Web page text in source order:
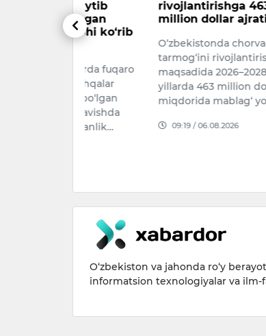
ishi ko‘rib
rivojlantirishga 463
million dollar ajratiladi
O‘zbekistonda chorvachilik
tarmog‘ini rivojlantirish
maqsadida 2026–2028
yillarda 463 million dollar
miqdorida mablag‘ yo‘na…
09:19 / 06.08.2026
O‘zbekiston va jahonda ro‘y
informatsion texnologiyalar va